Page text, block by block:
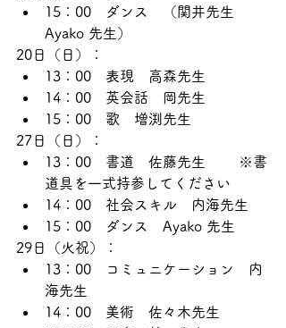
15：00　ダンス　（関井先生
Ayako 先生）
20日（日）：
13：00　表現　高森先生
14：00　英会話　岡先生
15：00　歌　増渕先生
27日（日）：
13：00　書道　佐藤先生 　　※書
道具を一式持参してください
14：00　社会スキル　内海先生
15：00　ダンス　Ayako 先生
29日（火祝）：
13：00　コミュニケーション　内
海先生
14：00　美術　佐々木先生